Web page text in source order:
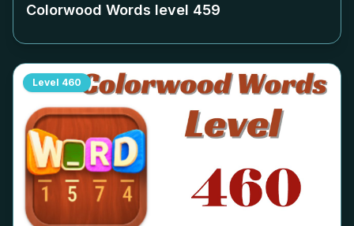
Colorwood Words level 459
Level 460